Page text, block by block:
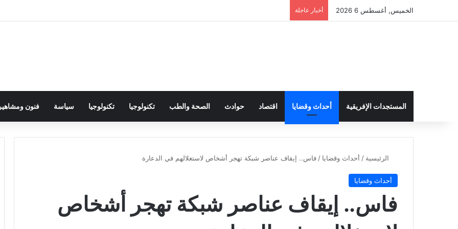
الخميس, أغسطس 6 2026 أخبار عاجلة
المستجدات الإفريقية أحداث وقضايا اقتصاد حوادث الصحة والطب تكنولوجيا تكنولوجيا سياسة فنون ومشاهير
الرئيسية / أحداث وقضايا /فاس.. إيقاف عناصر شبكة تهجر أشخاص لاستغلالهم في الدعارة
أحداث وقضايا
فاس.. إيقاف عناصر شبكة تهجر أشخاص